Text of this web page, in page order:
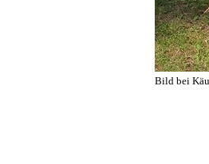
Bild bei